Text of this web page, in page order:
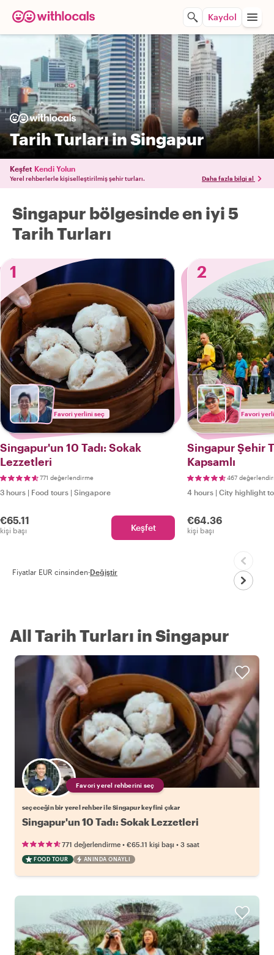
Kaydol
Tarih Turları in Singapur
Keşfet Kendi Yolun
Yerel rehberlerle kişiselleştirilmiş şehir turları. Daha fazla bilgi al
Singapur bölgesinde en iyi 5
Tarih Turları
1
Favori yerlini seç
Singapur'un 10 Tadı: Sokak
Lezzetleri
771 değerlendirme
3 hours | Food tours | Singapore
€65.11
kişi başı Keşfet
2
Favori
Singapur Şehir
Kapsamlı
467
4 hours | City highlight
€64.36
kişi başı
Fiyatlar EUR cinsinden·Değiştir
All Tarih Turları in Singapur
Favori yerel rehberini seç
seçeceğin bir yerel rehber ile Singapur keyfini çıkar
Singapur'un 10 Tadı: Sokak Lezzetleri
771 değerlendirme • €65.11 kişi başı • 3 saat
FOOD TOUR ANINDA ONAYLI